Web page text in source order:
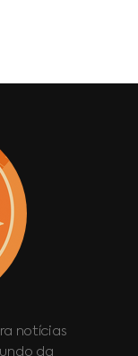
notícias
da